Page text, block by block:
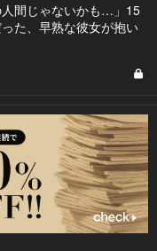
人間じゃないかも…」15
た、早熟な彼女が抱い